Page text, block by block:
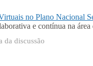
no Plano Nacional
e contínua na área
da discussão